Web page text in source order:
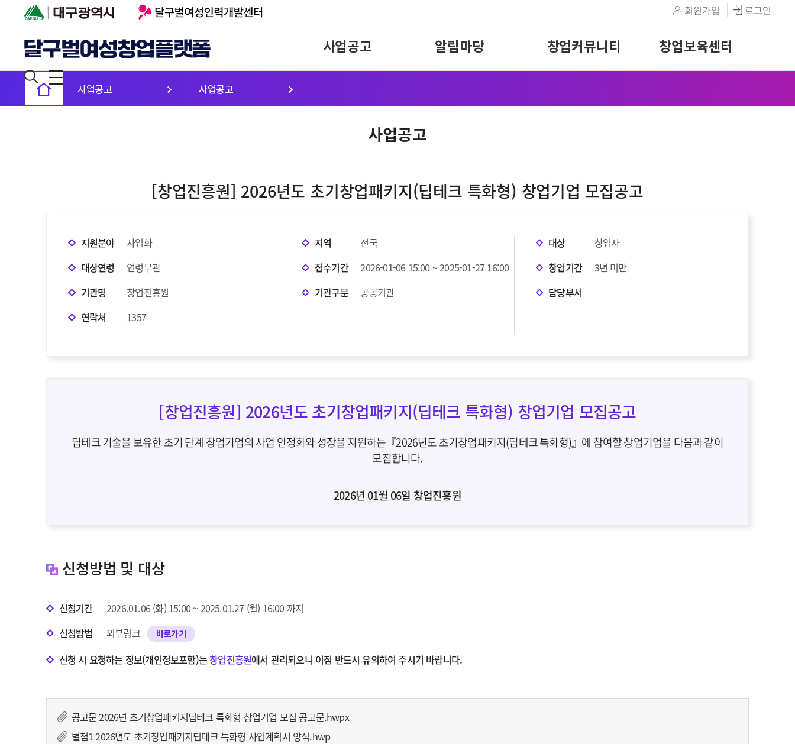
회원가입 로그인
사업공고 알림마당 창업커뮤니티 창업보육센터
사업공고 사업공고
사업공고
[창업진흥원] 2026년도 초기창업패키지(딥테크 특화형) 창업기업 모집공고
지원분야
사업화
대상연령
연령무관
기관명
창업진흥원
연락처
1357
지역
전국
접수기간
2026-01-06 15:00 ~ 2025-01-27 16:00
기관구분
공공기관
대상
창업자
창업기간
3년 미만
담당부서
[창업진흥원] 2026년도 초기창업패키지(딥테크 특화형) 창업기업 모집공고
딥테크 기술을 보유한 초기 단계 창업기업의 사업 안정화와 성장을 지원하는『2026년도 초기창업패키지(딥테크 특화형)』에 참여할 창업기업을 다음과 같이
모집합니다.
2026년 01월 06일 창업진흥원
신청방법 및 대상
신청기간
2026.01.06 (화) 15:00 ~ 2025.01.27 (월) 16:00 까지
신청방법
외부링크 바로가기
신청 시 요청하는 정보(개인정보포함)는 창업진흥원에서 관리되오니 이점 반드시 유의하여 주시기 바랍니다.
공고문 2026년 초기창업패키지딥테크 특화형 창업기업 모집 공고문.hwpx
별첨1 2026년도 초기창업패키지딥테크 특화형 사업계획서 양식.hwp